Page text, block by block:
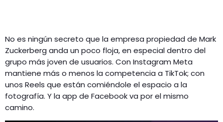
No es ningún secreto que la empresa propiedad de Mark
Zuckerberg anda un poco floja, en especial dentro del
grupo más joven de usuarios. Con Instagram Meta
mantiene más o menos la competencia a TikTok; con
unos Reels que están comiéndole el espacio a la
fotografía. Y la app de Facebook va por el mismo
camino.